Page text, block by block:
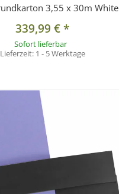
3,55 x 30m White
339,99 €*
Sofort lieferbar
Lieferzeit: 1 - 5 Werktage